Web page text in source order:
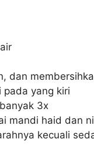
dan
pada yang kiri
3x
mandi haid dan
kecuali